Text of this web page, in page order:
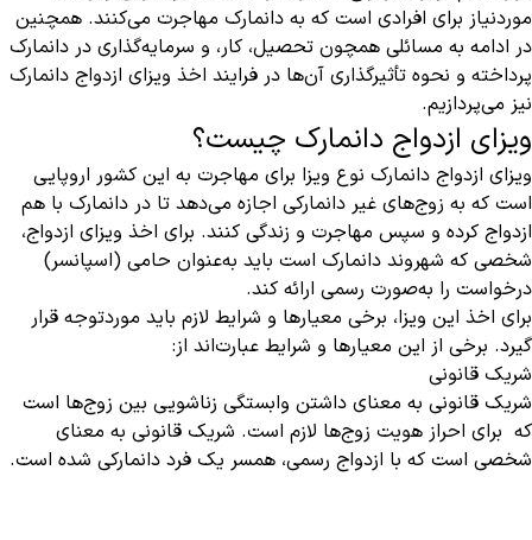
موردنیاز برای افرادی است که به دانمارک مهاجرت می‌کنند. همچنین
در ادامه به مسائلی همچون تحصیل، کار، و سرمایه‌گذاری در دانمارک
پرداخته و نحوه تأثیرگذاری آن‌ها در فرایند اخذ ویزای ازدواج دانمارک
نیز می‌پردازیم.
ویزای ازدواج دانمارک چیست؟
ویزای ازدواج دانمارک نوع ویزا برای مهاجرت به این کشور اروپایی
است که به زوج‌های غیر دانمارکی اجازه می‌دهد تا در دانمارک با هم
ازدواج کرده و سپس مهاجرت و زندگی کنند. برای اخذ ویزای ازدواج،
شخصی که شهروند دانمارک است باید به‌عنوان حامی (اسپانسر)
درخواست را به‌صورت رسمی ارائه کند.
برای اخذ این ویزا، برخی معیارها و شرایط لازم باید موردتوجه قرار
گیرد. برخی از این معیارها و شرایط عبارت‌اند از:
شریک قانونی
شریک قانونی به معنای داشتن وابستگی زناشویی بین زوج‌ها است
که برای احراز هویت زوج‌ها لازم است. شریک قانونی به معنای
شخصی است که با ازدواج رسمی، همسر یک فرد دانمارکی شده است.